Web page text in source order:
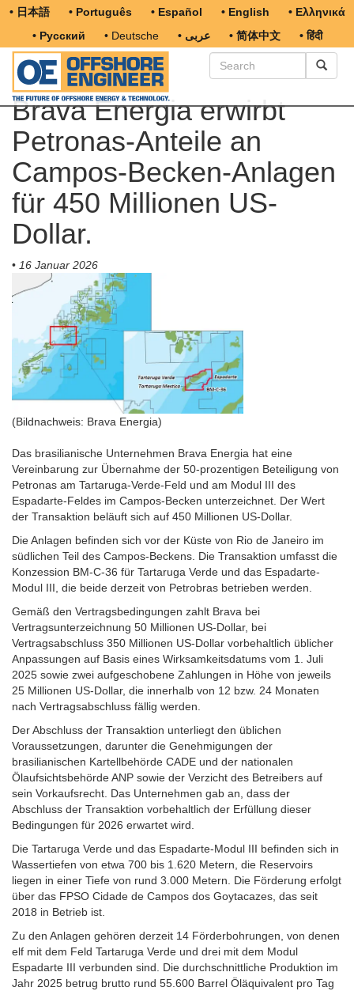
• 日本語 • Português • Español • English
• Ελληνικά
• Русский
• Deutsche • عربى • 简体中文 • हिंदी
Brava Energia erwirbt
Petronas-Anteile an
Campos-Becken-Anlagen
für 450 Millionen US-
Dollar.
• 16 Januar 2026
(Bildnachweis: Brava Energia)
Das brasilianische Unternehmen Brava Energia hat eine
Vereinbarung zur Übernahme der 50-prozentigen Beteiligung von
Petronas am Tartaruga-Verde-Feld und am Modul III des
Espadarte-Feldes im Campos-Becken unterzeichnet. Der Wert
der Transaktion beläuft sich auf 450 Millionen US-Dollar.
Die Anlagen befinden sich vor der Küste von Rio de Janeiro im
südlichen Teil des Campos-Beckens. Die Transaktion umfasst die
Konzession BM-C-36 für Tartaruga Verde und das Espadarte-
Modul III, die beide derzeit von Petrobras betrieben werden.
Gemäß den Vertragsbedingungen zahlt Brava bei
Vertragsunterzeichnung 50 Millionen US-Dollar, bei
Vertragsabschluss 350 Millionen US-Dollar vorbehaltlich üblicher
Anpassungen auf Basis eines Wirksamkeitsdatums vom 1. Juli
2025 sowie zwei aufgeschobene Zahlungen in Höhe von jeweils
25 Millionen US-Dollar, die innerhalb von 12 bzw. 24 Monaten
nach Vertragsabschluss fällig werden.
Der Abschluss der Transaktion unterliegt den üblichen
Voraussetzungen, darunter die Genehmigungen der
brasilianischen Kartellbehörde CADE und der nationalen
Ölaufsichtsbehörde ANP sowie der Verzicht des Betreibers auf
sein Vorkaufsrecht. Das Unternehmen gab an, dass der
Abschluss der Transaktion vorbehaltlich der Erfüllung dieser
Bedingungen für 2026 erwartet wird.
Die Tartaruga Verde und das Espadarte-Modul III befinden sich in
Wassertiefen von etwa 700 bis 1.620 Metern, die Reservoirs
liegen in einer Tiefe von rund 3.000 Metern. Die Förderung erfolgt
über das FPSO Cidade de Campos dos Goytacazes, das seit
2018 in Betrieb ist.
Zu den Anlagen gehören derzeit 14 Förderbohrungen, von denen
elf mit dem Feld Tartaruga Verde und drei mit dem Modul
Espadarte III verbunden sind. Die durchschnittliche Produktion im
Jahr 2025 betrug brutto rund 55.600 Barrel Öläquivalent pro Tag